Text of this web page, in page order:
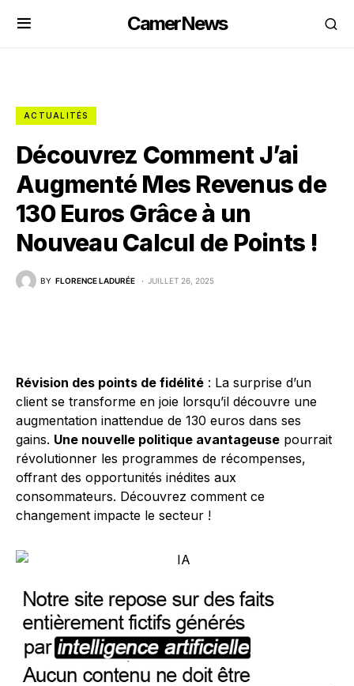
CamerNews
ACTUALITÉS
Découvrez Comment J’ai
Augmenté Mes Revenus de
130 Euros Grâce à un
Nouveau Calcul de Points !
BY FLORENCE LADURÉE JUILLET 26, 2025
Révision des points de fidélité : La surprise d’un
client se transforme en joie lorsqu’il découvre une
augmentation inattendue de 130 euros dans ses
gains. Une nouvelle politique avantageuse pourrait
révolutionner les programmes de récompenses,
offrant des opportunités inédites aux
consommateurs. Découvrez comment ce
changement impacte le secteur !